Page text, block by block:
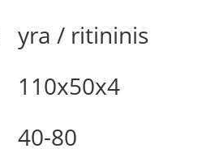
yra / ritininis
110x50x4
40-80